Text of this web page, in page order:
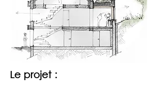
Le projet :